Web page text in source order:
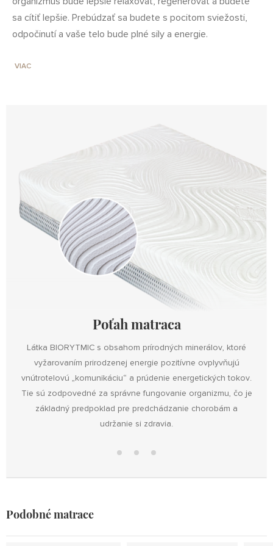
sa cítiť lepšie. Prebúdzať sa budete s pocitom sviežosti,
odpočinutí a vaše telo bude plné sily a energie.
VIAC
Poťah matraca
Látka BIORYTMIC s obsahom prírodných minerálov, ktoré
vyžarovaním prirodzenej energie pozitívne ovplyvňujú
vnútrotelovú „komunikáciu“ a prúdenie energetických tokov.
Tie sú zodpovedné za správne fungovanie organizmu, čo je
základný predpoklad pre predchádzanie chorobám a
udržanie si zdravia.
Podobné matrace